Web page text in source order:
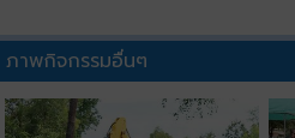
ภาพกิจกรรมอื่นๆ